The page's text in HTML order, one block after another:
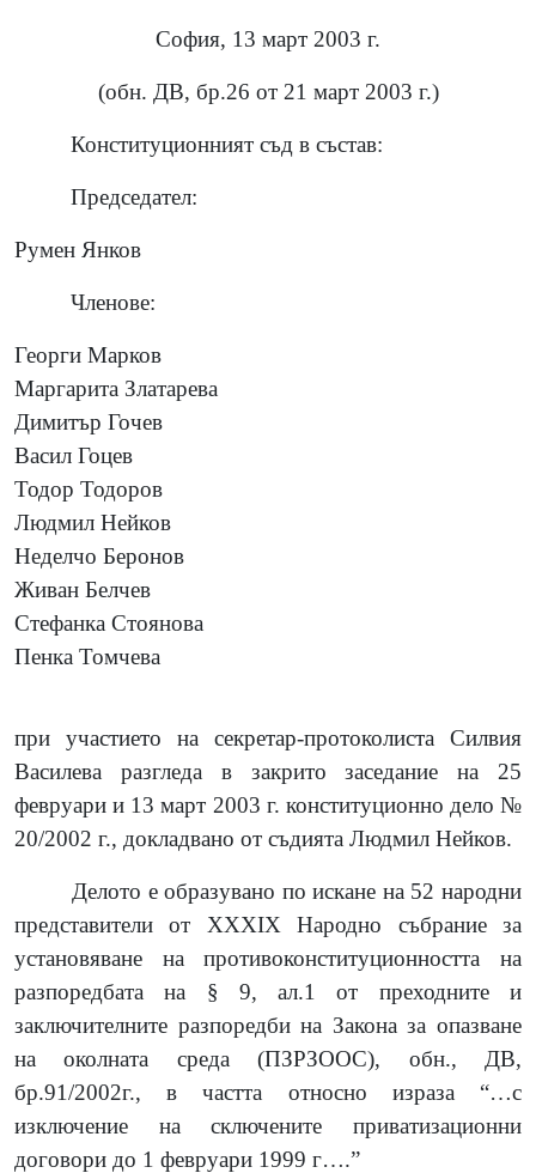
София, 13 март 2003 г.
(обн. ДВ, бр.26 от 21 март 2003 г.)
Конституционният съд в състав:
Председател:
Румен Янков
Членове:
Георги Марков
Маргарита Златарева
Димитър Гочев
Васил Гоцев
Тодор Тодоров
Людмил Нейков
Неделчо Беронов
Живан Белчев
Стефанка Стоянова
Пенка Томчева
при участието на секретар-протоколиста Силвия
Василева разгледа в закрито заседание на 25
февруари и 13 март 2003 г. конституционно дело №
20/2002 г., докладвано от съдията Людмил Нейков.
Делото е образувано по искане на 52 народни
представители от ХХХІХ Народно събрание за
установяване на противоконституционността на
разпоредбата на § 9, ал.1 от преходните и
заключителните разпоредби на Закона за опазване
на околната среда (ПЗРЗООС), обн., ДВ,
бр.91/2002г., в частта относно израза “…с
изключение на сключените приватизационни
договори до 1 февруари 1999 г….”